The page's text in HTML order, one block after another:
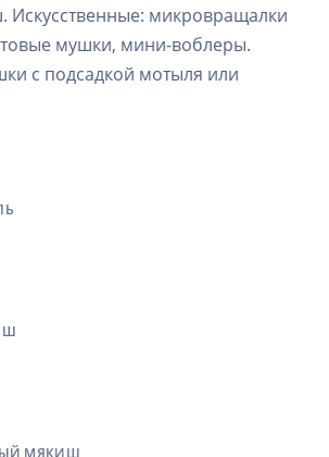
Искусственные: микровращалки
мушки, мини-воблеры.
с подсадкой мотыля или
МЯКИШ